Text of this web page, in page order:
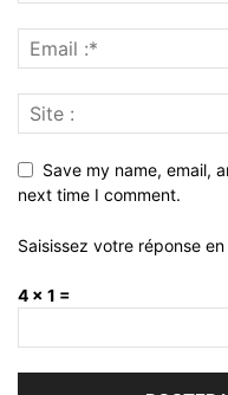
Save my name, email,
next time I comment.
Saisissez votre réponse
4 × 1 =